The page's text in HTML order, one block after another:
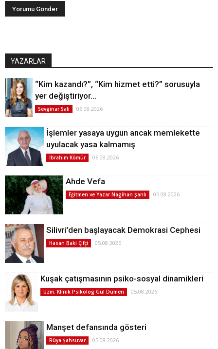
YAZARLAR
“Kim kazandı?”, “Kim hizmet etti?” sorusuyla
yer değiştiriyor…
Sevginar Sali 06.08.2026
İşlemler yasaya uygun ancak memlekette
uyulacak yasa kalmamış
İbrahim Kömür 06.08.2026
Ahde Vefa
Eğitmen ve Yazar Nagihan Şanlı 05.08.2026
Silivri'den başlayacak Demokrasi Cephesi
Hasan Baki Çifçi 05.08.2026
Kuşak çatışmasının psiko-sosyal dinamikleri
Uzm. Klinik Psikolog Gül Dümen 05.08.2026
Manşet defansında gösteri
Rüya Şahsuvar 05.08.2026